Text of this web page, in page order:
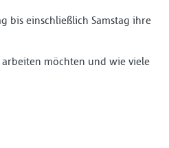
bis einschließlich Samstag ihre
möchten und wie viele